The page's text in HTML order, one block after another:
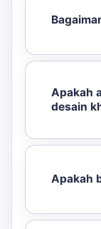
Apakah
desain
Apakah